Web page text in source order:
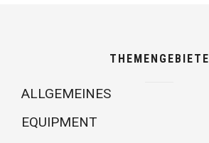
THEMENGEBIETE
ALLGEMEINES
EQUIPMENT